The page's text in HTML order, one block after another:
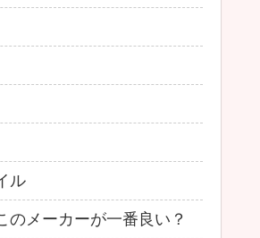
ル
のメーカーが一番良い？